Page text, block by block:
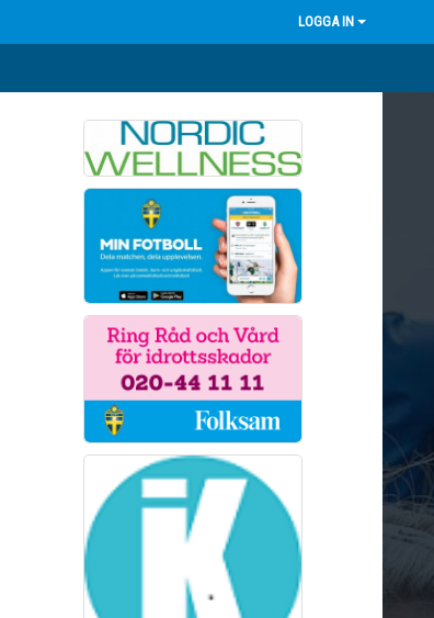
LOGGA IN